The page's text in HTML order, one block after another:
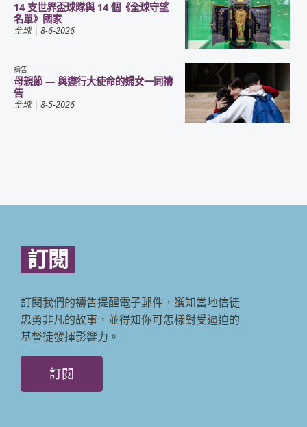
14 支世界盃球隊與 14 個《全球守望
名單》國家
全球| 8-6-2026
禱告
母親節 — 與遵行大使命的婦女一同禱
告
全球| 8-5-2026
訂閱
訂閱我們的禱告提醒電子郵件，獲知當地信徒
忠勇非凡的故事，並得知你可怎樣對受逼迫的
基督徒發揮影響力。
訂閱